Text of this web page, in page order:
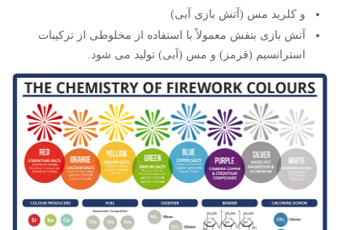
و کلرید مس (آتش بازی آبی)
آتش بازی بنفش معمولاً با استفاده از مخلوطی از ترکیبات
استرانسیم (قرمز) و مس (آبی) تولید می شود.